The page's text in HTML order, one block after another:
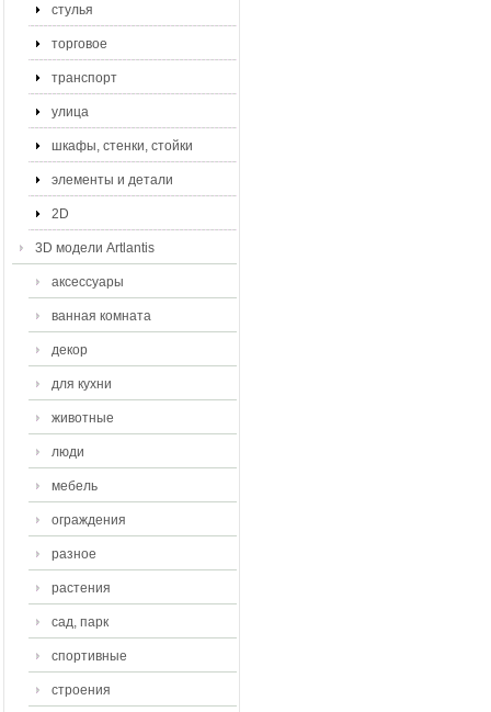
стулья
торговое
транспорт
улица
шкафы, стенки, стойки
элементы и детали
2D
3D модели Artlantis
аксессуары
ванная комната
декор
для кухни
животные
люди
мебель
ограждения
разное
растения
сад, парк
спортивные
строения